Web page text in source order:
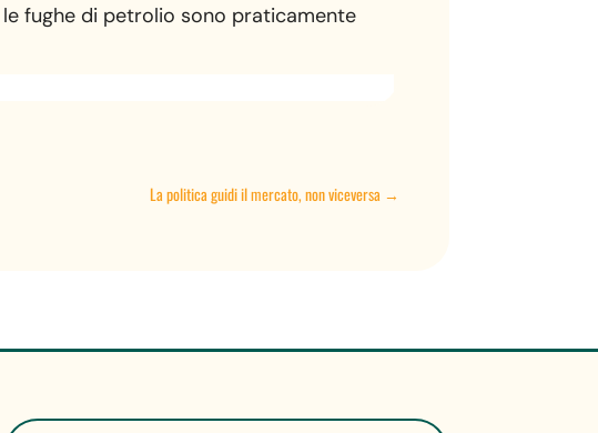
fughe di petrolio sono praticamente
La politica guidi il mercato, non viceversa →